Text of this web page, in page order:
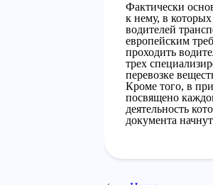
Фактически
к нему, в
водителей
европейским
проходить
трех
перевозке
Кроме того, в
посвящено
деятельность
документа